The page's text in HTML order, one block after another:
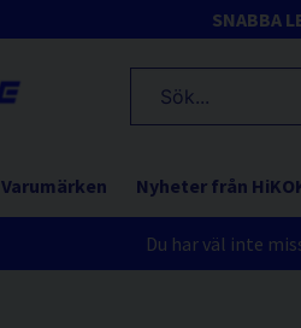
SNABBA
Varumärken Nyheter från
Du har väl inte